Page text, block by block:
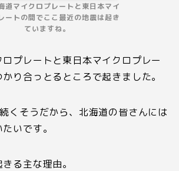
道マイクロプレートと東日本マイ
ートの間でここ最近の地震は起き
ていますね。
プレートと東日本マイクロプレー
り合っとるところで起きました。
くそうだから、北海道の皆さんには
いです。
る主な理由。